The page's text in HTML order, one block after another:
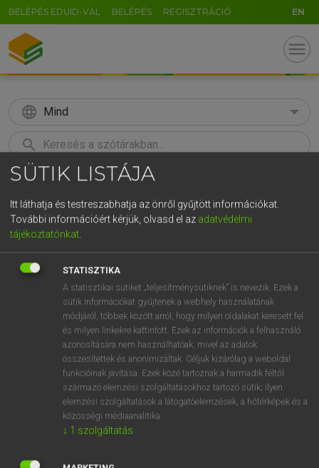
BELÉPÉS EDUID-VAL BELÉPÉS REGISZTRÁCIÓ EN
menu
language Mind
search
KERESÉS
Európai uniós terminológiai szótár
VAN ELŐFIZETÉSED?
Van előfizetésem a teljes szócikk megtekintéséhez.
BELÉPÉS
SÜTIK LISTÁJA
Itt láthatja és testreszabhatja az önről gyűjtött információkat.
További információért kérjük, olvasd el az adatvédelmi
tájékoztatónkat.
STATISZTIKA
A statisztikai sütiket „teljesítménysütiknek” is nevezik. Ezek a
sütik információkat gyűjtenek a webhely használatának
módjáról, többek között arról, hogy milyen oldalakat keresett fel
és milyen linkekre kattintott. Ezek az információk a felhasználó
azonosítására nem használhatóak, mivel az adatok
összesítettek és anonimizáltak. Céljuk kizárólag a weboldal
funkcióinak javítása. Ezek közé tartoznak a harmadik féltől
származó elemzési szolgáltatásokhoz tartozó sütik; ilyen
elemzési szolgáltatások a látogatóelemzések, a hőtérképek és a
közösségi médiaanalitika.
↓ 1 szolgáltatás
GR
t z u i o p
g h j k l é á ű Ω
n m , . AltGr